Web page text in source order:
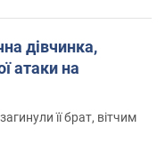
дівчинка,
атаки на
її брат, вітчим